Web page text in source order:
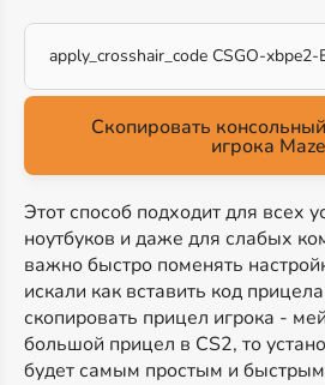
apply_crosshair_code CSGO-
Скопировать
игрока Maze
Этот способ подходит для всех
ноутбуков и даже для слабых
важно быстро поменять
искали как вставить код
скопировать прицел игрока -
большой прицел в CS2, то
будет самым простым и